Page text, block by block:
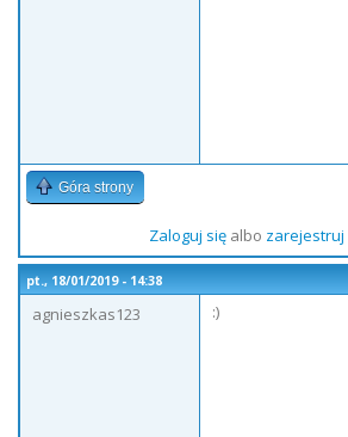
Góra strony
Zaloguj sięalbo zarejestruj
pt., 18/01/2019 - 14:38
agnieszkas123
:)